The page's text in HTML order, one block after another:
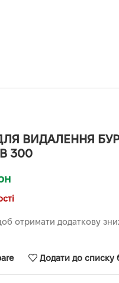
ВИДАЛЕННЯ
300
отримати додаткову
Додати до списку